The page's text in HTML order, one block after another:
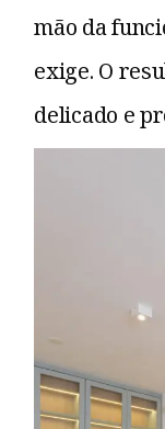
mão da
exige. O
delicado e